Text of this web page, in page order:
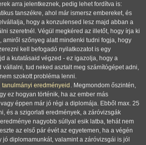
arra jelentkeznek, pedig lehet fordítva is:
tanszékre, ahol már ismersz embereket, és
hogy a konzulensed lesz majd abban a
szeretnél. Végül megkéred az illetőt, hogy írja ki
amiről szőnyeg alatt mindenki tudni fogja, hogy
kell befogadó nyilatkozatot is egy
a kutatásaid végzed - ez igazolja, hogy a
vállalni, tud neked asztalt meg számítógépet adni,
szokott probléma lenni.
tanulmányi eredményeid . Megmondom őszintén,
ez hogyan történik, ha az ember más
éppen már jó régi a diplomája. Ebből max. 25
és a szigorlati eredmények, a záróvizsgák
nagyobb súllyal esik latba, tehát nem
az első pár évét az egyetemen, ha a végén
jó diplomamunkát, valamint a záróvizsgái is jól